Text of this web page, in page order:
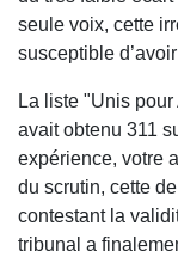
seule voix, cette
susceptible
La liste "Unis
avait obtenu 311
expérience, votre
du scrutin, cette
contestant la
tribunal a